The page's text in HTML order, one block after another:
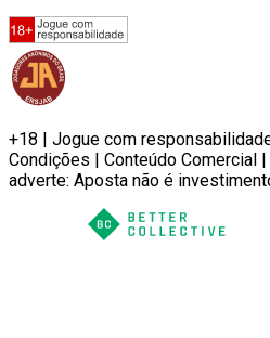
+18 | Jogue com
Condições | Conteúdo Comercial
adverte: Aposta não é